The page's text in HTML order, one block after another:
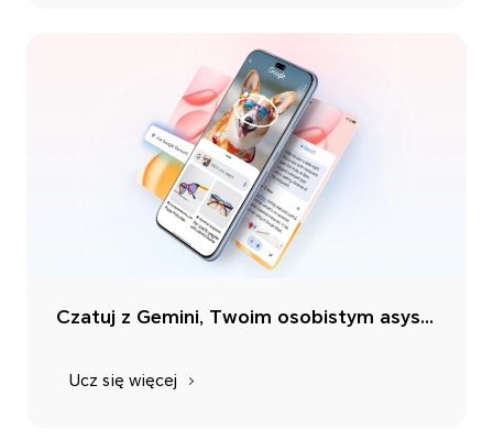
Czatuj z Gemini, Twoim osobistym asystentem AI od Google
Ucz się więcej